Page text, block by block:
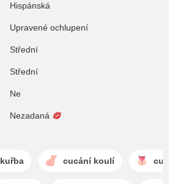
Hispánská
Upravené ochlupení
Střední
Střední
Ne
Nezadaná
kuřba cucání koulí